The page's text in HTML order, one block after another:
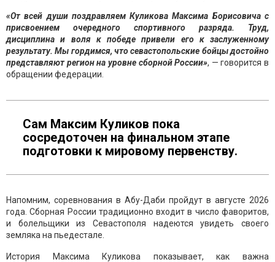
«От всей души поздравляем Куликова Максима Борисовича с
присвоением очередного спортивного разряда. Труд,
дисциплина и воля к победе привели его к заслуженному
результату. Мы гордимся, что севастопольские бойцы достойно
представляют регион на уровне сборной России», — говорится в
обращении федерации.
Сам Максим Куликов пока
сосредоточен на финальном этапе
подготовки к мировому первенству.
Напомним, соревнования в Абу-Даби пройдут в августе 2026
года. Сборная России традиционно входит в число фаворитов,
и болельщики из Севастополя надеются увидеть своего
земляка на пьедестале.
История Максима Куликова показывает, как важна